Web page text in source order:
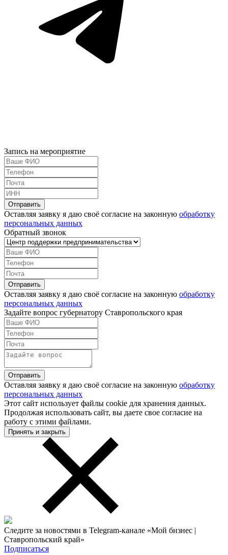
Запись на мероприятие
Оставляя заявку я даю своё согласие на законную обработку
персональных данных
Обратный звонок
Оставляя заявку я даю своё согласие на законную обработку
персональных данных
Задайте вопрос губернатору Ставропольского края
Оставляя заявку я даю своё согласие на законную обработку
персональных данных
Этот сайт использует файлы cookie для хранения данных.
Продолжая использовать сайт, вы даете свое согласие на
работу с этими файлами.
Принять и закрыть
Следите за новостями в Telegram-канале «Мой бизнес |
Ставропольский край»
Подписаться